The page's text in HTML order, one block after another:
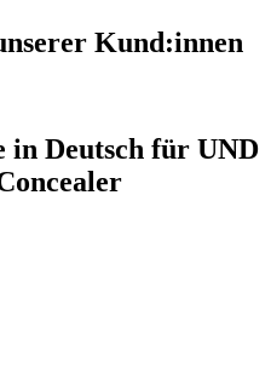
Kund:innen
in Deutsch für UND